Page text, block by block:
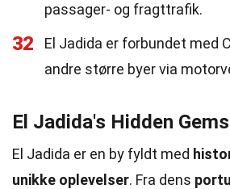
passager- og fragttrafik.
32
El Jadida er forbundet med
andre større byer via
El Jadida's Hidden Gems
El Jadida er en by fyldt med
unikke oplevelser. Fra dens